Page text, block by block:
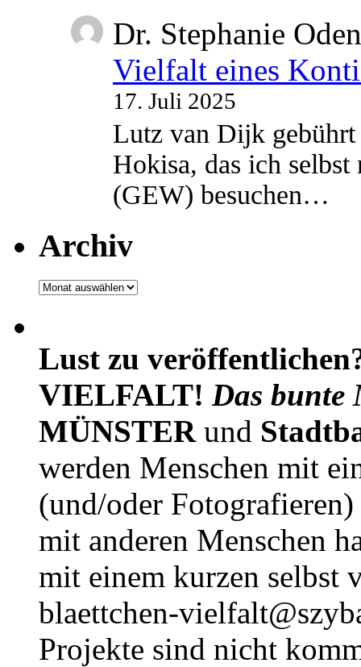
Dr. Stephanie
Vielfalt eines
17. Juli 2025
Lutz van Dijk
Hokisa, das ich
(GEW) besuchen…
Archiv
Archiv
Lust zu
VIELFALT! Das bunte
MÜNSTERund
werden Menschen mit
(und/oder
mit anderen Menschen
mit einem kurzen selbst
blaettchen-
Projekte sind nicht